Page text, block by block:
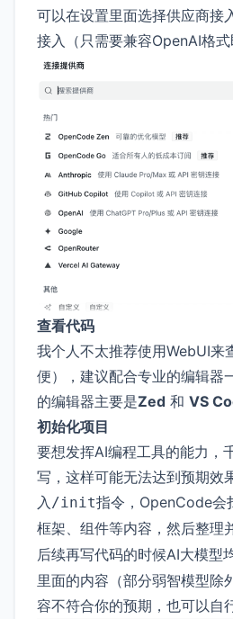
可以在设置里面选择供应商接
接入（只需要兼容OpenAI格式
查看代码
我个人不太推荐使用WebUI来
便），建议配合专业的编辑器
的编辑器主要是Zed 和 VS
初始化项目
要想发挥AI编程工具的能力，
写，这样可能无法达到预期效
入 /init指令，OpenCode会
框架、组件等内容，然后整理
后续再写代码的时候AI大模型
里面的内容（部分弱智模型除
容不符合你的预期，也可以自